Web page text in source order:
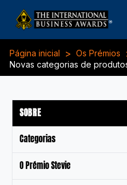
Página inicial > Os Prémios
Novas categorias de
SOBRE
Categorias
O Prémio Stevie